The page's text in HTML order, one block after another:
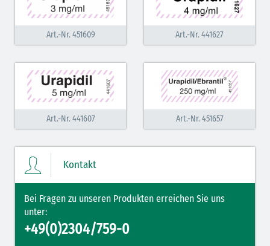
Art.-Nr. 451609 Art.-Nr. 441627
Art.-Nr. 441607 Art.-Nr. 451657
Kontakt
Bei Fragen zu unseren Produkten erreichen Sie uns
unter:
+49(0)2304/759-0